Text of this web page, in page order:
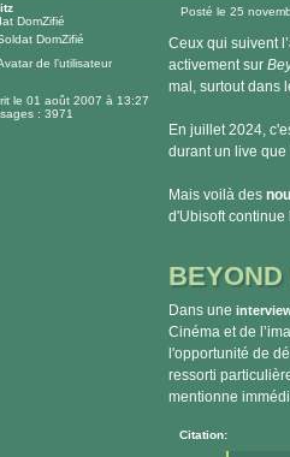
DomZifié
le 01 août 2007 à 13:27
: 3971
Posté le 25
Ceux qui suivent
activement sur
mal, surtout dans
En juillet 2024,
durant un live
Mais voilà des
d'Ubisoft continue
BEYOND
Dans une
Cinéma et de
l'opportunité de
ressorti
mentionne
Citation: